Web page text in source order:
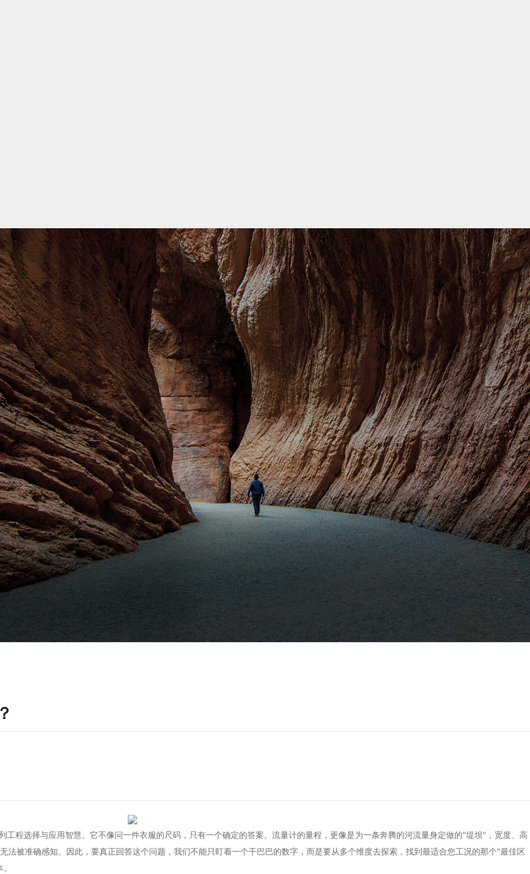
程选择与应用智慧。它不像问一件衣服的尺码，只有一个确定的答案。流量计的量程，更像是为一条奔腾的河流量身定做的"堤坝"，宽度、高
法被准确感知。因此，要真正回答这个问题，我们不能只盯着一个干巴巴的数字，而是要从多个维度去探索，找到最适合您工况的那个"最佳区